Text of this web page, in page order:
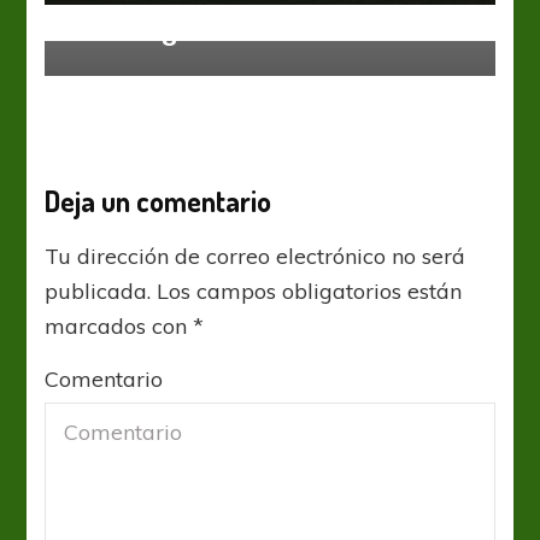
Deja un comentario
Tu dirección de correo electrónico no será
publicada. Los campos obligatorios están
marcados con*
Comentario